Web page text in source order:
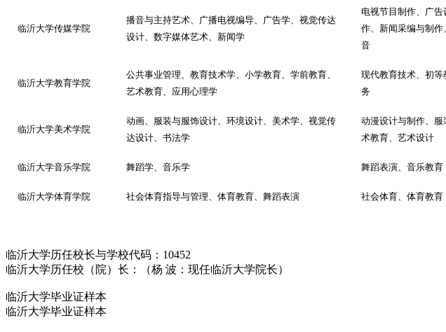
临沂大学传媒学院
播音与主持艺术、广播电视编导、广告学、视觉传达
设计、数字媒体艺术、新闻学
电视节目制作、广告
作、新闻采编与制作
音
临沂大学教育学院
公共事业管理、教育技术学、小学教育、学前教育、
艺术教育、应用心理学
现代教育技术、初等
务
临沂大学美术学院
动画、服装与服饰设计、环境设计、美术学、视觉传
达设计、书法学
动漫设计与制作、服
术教育、艺术设计
临沂大学音乐学院 舞蹈学、音乐学 舞蹈表演、音乐教育
临沂大学体育学院 社会体育指导与管理、体育教育、舞蹈表演 社会体育、体育教育
临沂大学历任校长与学校代码：10452
临沂大学历任校（院）长：（杨 波：现任临沂大学院长）
临沂大学毕业证样本
临沂大学毕业证样本